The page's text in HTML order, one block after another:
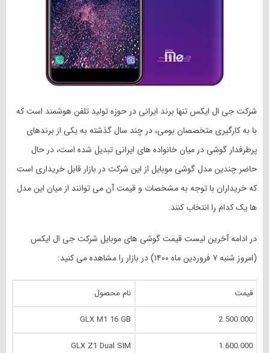
شرکت جی ال ایکس تنها برند ایرانی در حوزه تولید تلفن هوشمند است که
با به کارگیری متخصصان بومی، در چند سال گذشته به یکی از برندهای
پرطرفدار گوشی در میان خانواده های ایرانی تبدیل شده است، در حال
حاضر چندین مدل گوشی موبایل از این شرکت در بازار قابل خریداری است
که خریداران با توجه به مشخصات و قیمت آن می توانند از میان این مدل
ها یک کدام را انتخاب کنند.
در ادامه آخرین لیست قیمت گوشی های موبایل شرکت جی ال ایکس
(امروز شنبه ۷ فروردین ماه ۱۴۰۰) در بازار را مشاهده می کنید:
قیمت نام محصول
2.500.000
GLX M1 16 GB
1.600.000
GLX Z1 Dual SIM